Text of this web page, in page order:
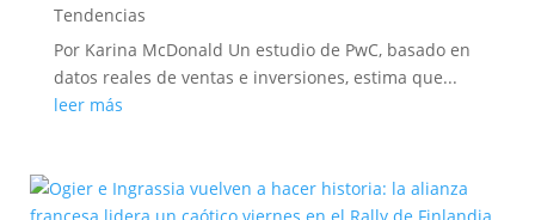
Tendencias
Por Karina McDonald Un estudio de PwC, basado en
datos reales de ventas e inversiones, estima que...
leer más